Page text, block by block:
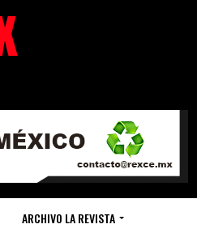
ARCHIVO LA REVISTA